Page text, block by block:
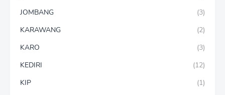
JOMBANG
(3)
KARAWANG
(2)
KARO
(3)
KEDIRI
(12)
KIP
(1)